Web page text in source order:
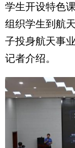
学生开设特色
组织学生到航
子投身航天事
记者介绍。